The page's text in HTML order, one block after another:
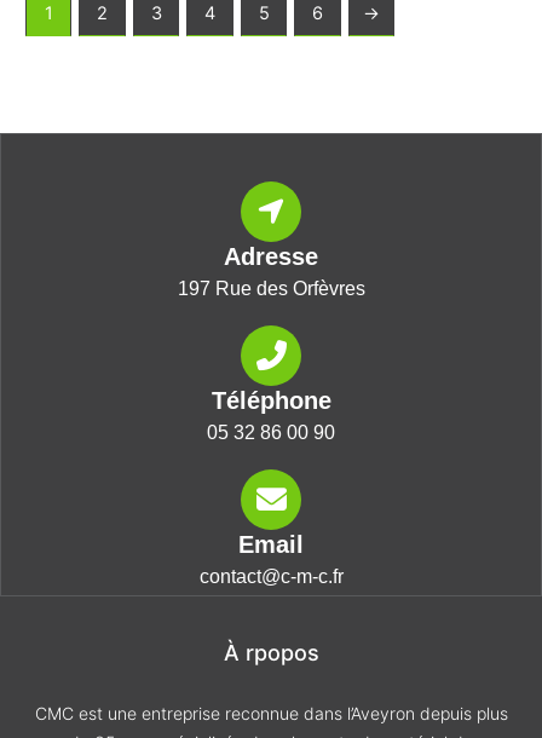
1 2 3 4 5 6 →
Adresse
197 Rue des Orfèvres
Téléphone
05 32 86 00 90
Email
contact@c-m-c.fr
À rpopos
CMC est une entreprise reconnue dans l’Aveyron depuis plus